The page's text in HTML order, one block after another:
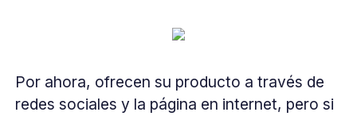
Por ahora, ofrecen su producto a través de
redes sociales y la página en internet, pero si